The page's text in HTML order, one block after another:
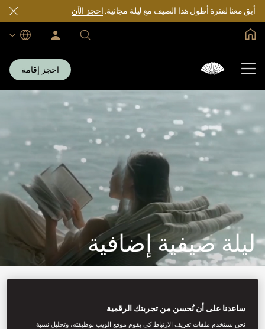
أبق معنا لفترة أطول هذا الصيف مع ليلة مجانية.احجز الآن
فنادقنا
ومنتجعاتنا
سجّل
الدخول/
اللغات
احجز إقامة
ليلة صيفية إضافية
للأبد.
ساعدنا على أن نُحسن من تجربتك الرقمية
نحن نستخدم ملفات تعريف الارتباط كي يقوم موقع الويب بوظيفته، وتحليل نسبة